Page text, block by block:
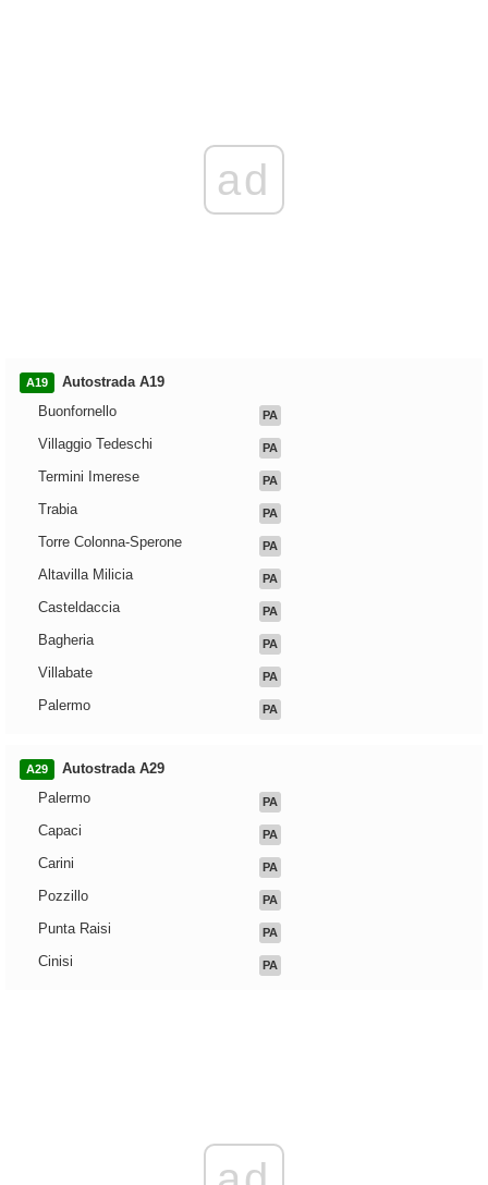
ad
A19
Autostrada A19
Buonfornello
PA
Villaggio Tedeschi PA
Termini Imerese PA
Trabia PA
Torre Colonna-Sperone PA
Altavilla Milicia PA
Casteldaccia PA
Bagheria PA
Villabate PA
Palermo PA
A29
Autostrada A29
Palermo
PA
Capaci PA
Carini PA
Pozzillo PA
Punta Raisi PA
Cinisi PA